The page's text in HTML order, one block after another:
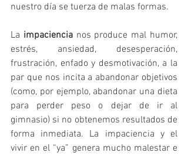
nuestro día se tuerza de malas formas.
La impaciencia nos produce mal humor,
estrés, ansiedad, desesperación,
frustración, enfado y desmotivación, a la
par que nos incita a abandonar objetivos
(como, por ejemplo, abandonar una dieta
para perder peso o dejar de ir al
gimnasio) si no obtenemos resultados de
forma inmediata. La impaciencia y el
vivir en el “ya” genera mucho malestar e